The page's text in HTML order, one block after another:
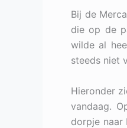
Bij de
die op de
wilde al
steeds niet
Hieronder
vandaag.
dorpje naar